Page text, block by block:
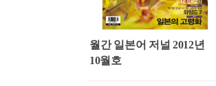
월간 일본어 저널 2012년
10월호